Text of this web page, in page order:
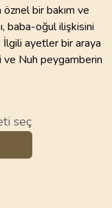
bir bakım ve
baba-oğul ilişkisini
ayetler bir araya
ve Nuh peygamberin
seç